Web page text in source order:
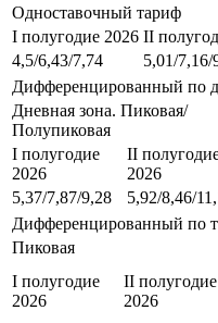
Одноставочный тариф
I полугодие 2026 II
4,5/6,43/7,74
5,01/7,16/
Дифференцированный по
Дневная зона. Пиковая/
Полупиковая
I полугодие
2026
II
2026
5,37/7,87/9,28
5,92/8,46/
Дифференцированный по
Пиковая
I полугодие
2026
II полугодие
2026